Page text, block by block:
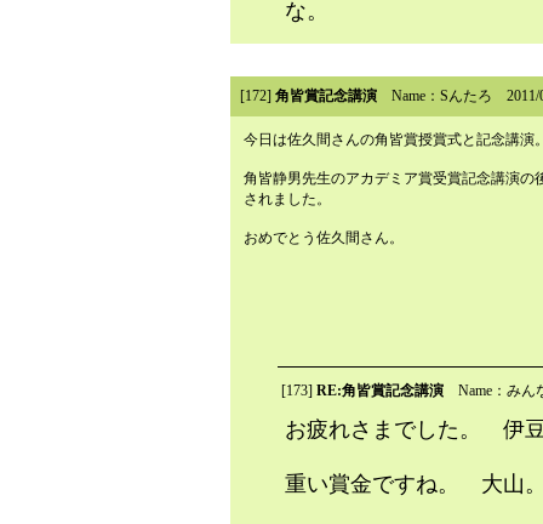
な。
[172] 角皆賞記念講演 Name：Sんたろ
今日は佐久間さんの角皆賞授賞式と記念講演
角皆静男先生のアカデミア賞受賞記念講演の
されました。
おめでとう佐久間さん。
[173] RE:角皆賞記念講演 Name：みん
お疲れさまでした。 伊
重い賞金ですね。 大山